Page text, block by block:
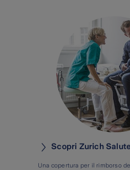
Scopri Zurich
Una copertura per il rimborso